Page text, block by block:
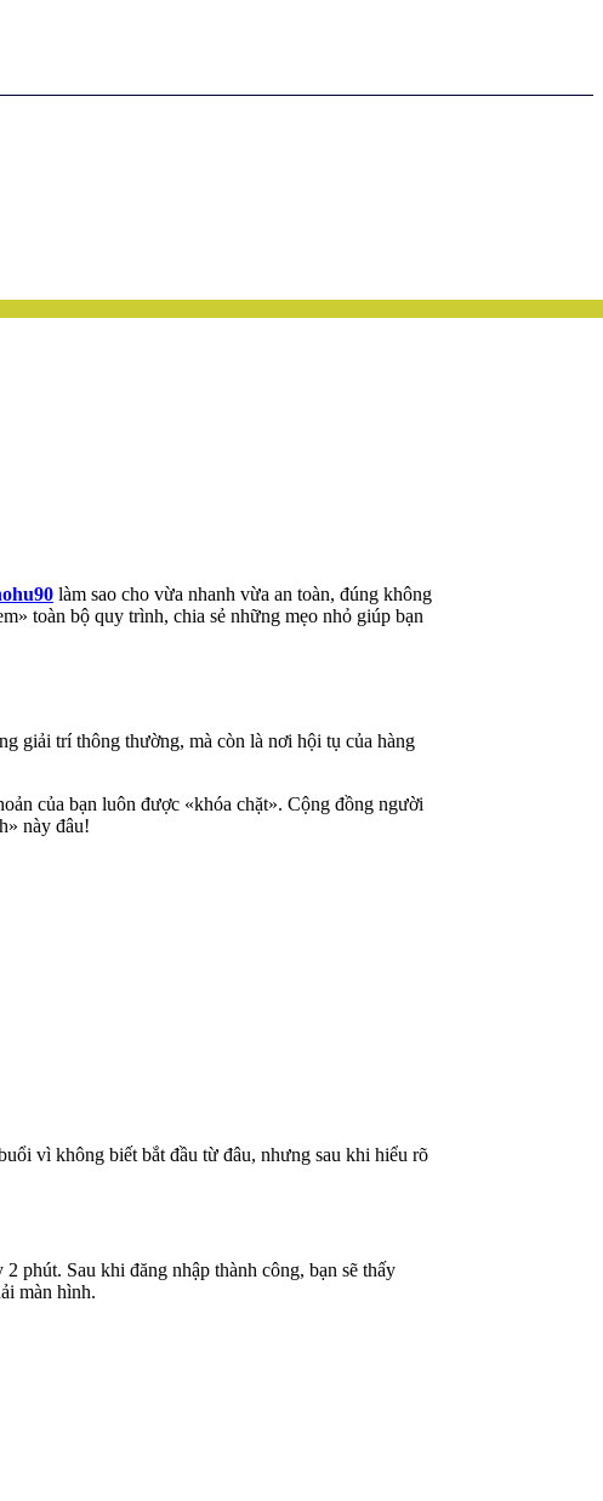
làm sao cho vừa nhanh vừa an toàn, đúng không
toàn bộ quy trình, chia sẻ những mẹo nhỏ giúp bạn
giải trí thông thường, mà còn là nơi hội tụ của hàng
của bạn luôn được «khóa chặt». Cộng đồng người
này đâu!
vì không biết bắt đầu từ đâu, nhưng sau khi hiểu rõ
phút. Sau khi đăng nhập thành công, bạn sẽ thấy
màn hình.